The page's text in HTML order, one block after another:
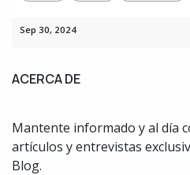
Sep 30, 2024
ACERCA DE
Mantente informado y al día
artículos y entrevistas
Blog.